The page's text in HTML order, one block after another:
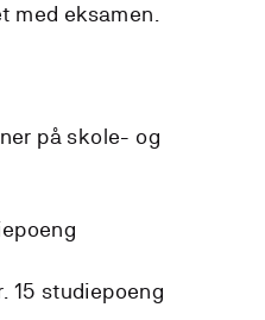
med eksamen.
på skole- og
15 studiepoeng